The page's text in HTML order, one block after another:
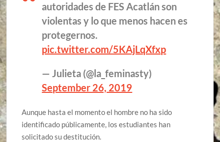
autoridades de FES Acatlán son
violentas y lo que menos hacen es
protegernos.
pic.twitter.com/5KAjLqXfxp
— Julieta (@la_feminasty)
September 26, 2019
Aunque hasta el momento el hombre no ha sido
identificado públicamente, los estudiantes han
solicitado su destitución.